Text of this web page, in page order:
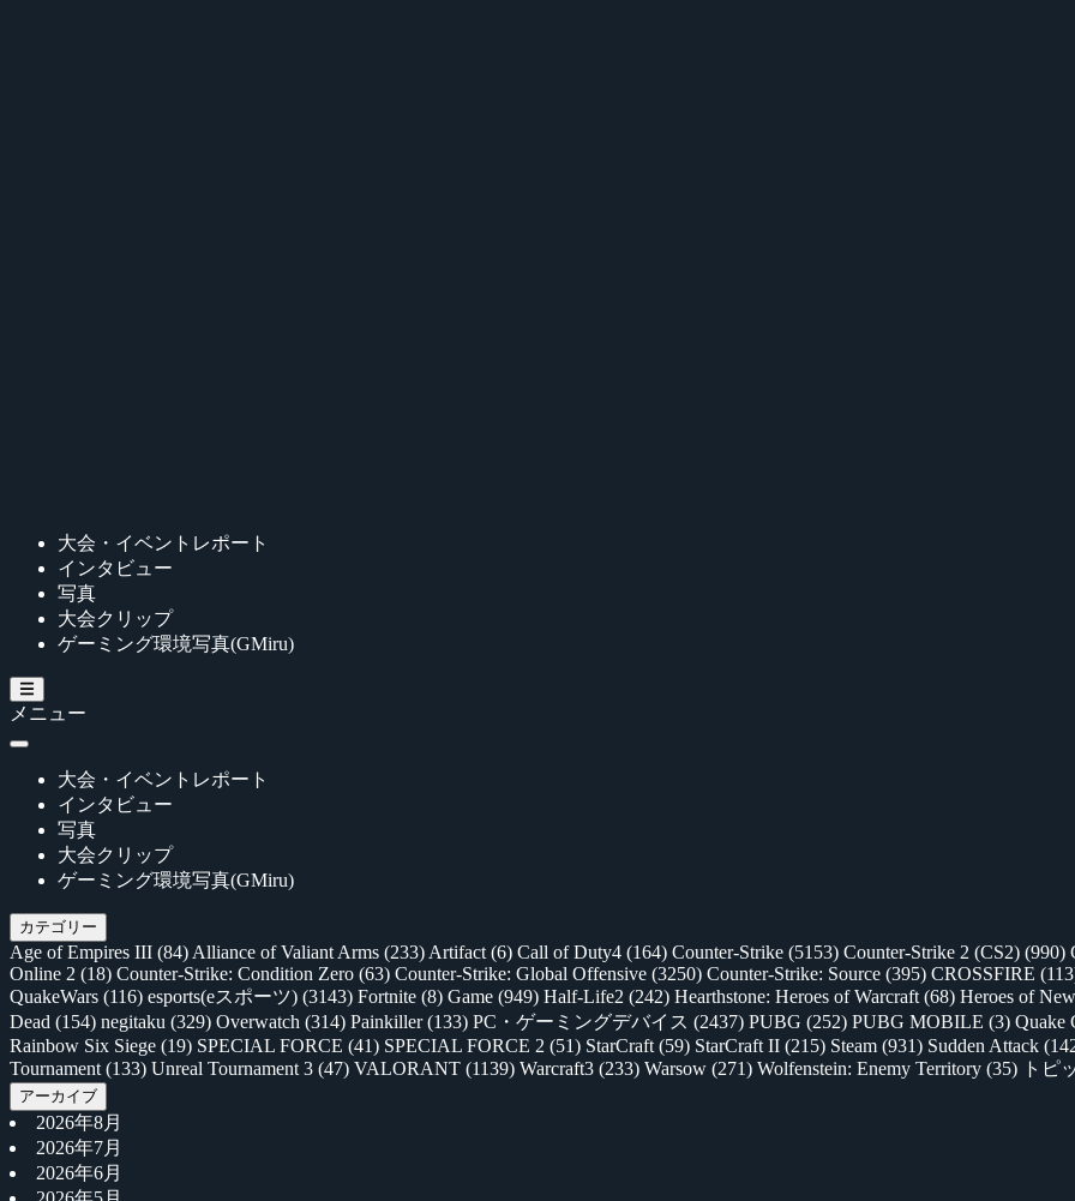
大会・イベントレポート
インタビュー
写真
大会クリップ
ゲーミング環境写真(GMiru)
メニュー
大会・イベントレポート
インタビュー
写真
大会クリップ
ゲーミング環境写真(GMiru)
カテゴリー
Age of Empires III (84) Alliance of Valiant Arms (233) Artifact (6) Call of Duty4 (164) Counter-Strike (5153) Counter-Strike 2 (CS2) (990)
Online 2 (18) Counter-Strike: Condition Zero (63) Counter-Strike: Global Offensive (3250) Counter-Strike: Source (395) CROSSFIRE
QuakeWars (116) esports(eスポーツ) (3143) Fortnite (8) Game (949) Half-Life2 (242) Hearthstone: Heroes of Warcraft (68) Heroes of
Dead (154) negitaku (329) Overwatch (314) Painkiller(133) PC・ゲーミングデバイス (2437) PUBG (252) PUBG MOBILE (3) Quake
Rainbow Six Siege (19) SPECIAL FORCE (41) SPECIAL FORCE 2 (51) StarCraft (59) StarCraft II (215) Steam (931) Sudden Attack
Tournament (133) Unreal Tournament 3 (47) VALORANT (1139) Warcraft3 (233) Warsow (271) Wolfenstein: Enemy Territory (35) トピ
アーカイブ
2026年8月
2026年7月
2026年6月